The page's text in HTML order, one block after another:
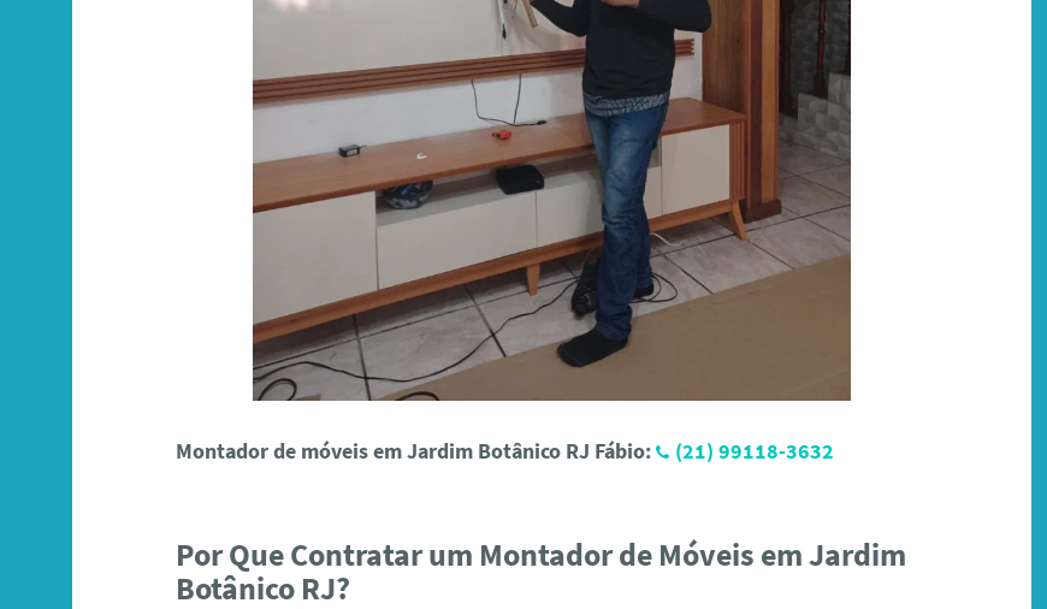
Montador de móveis em Jardim Botânico RJ Fábio: (21) 99118-3632
Por Que Contratar um Montador de Móveis em Jardim
Botânico RJ?